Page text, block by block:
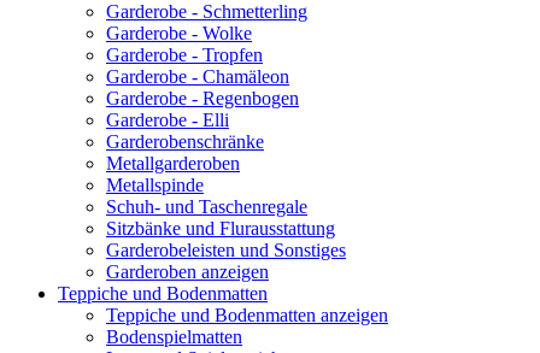
Garderobe - Schmetterling
Garderobe - Wolke
Garderobe - Tropfen
Garderobe - Chamäleon
Garderobe - Regenbogen
Garderobe - Elli
Garderobenschränke
Metallgarderoben
Metallspinde
Schuh- und Taschenregale
Sitzbänke und Flurausstattung
Garderobeleisten und Sonstiges
Garderoben anzeigen
Teppiche und Bodenmatten
Teppiche und Bodenmatten anzeigen
Bodenspielmatten